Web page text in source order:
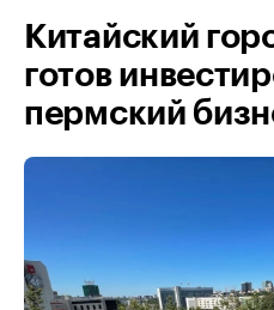
Китайский
готов
пермский